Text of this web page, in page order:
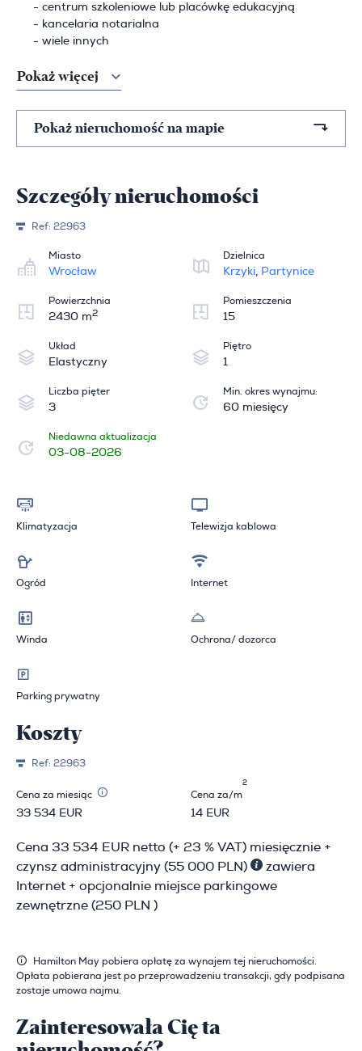
centrum szkoleniowe lub placówkę edukacyjną
kancelaria notarialna
wiele innych
Pokaż więcej
Pokaż nieruchomość na mapie
Szczegóły nieruchomości
Ref: 22963
Miasto
Wrocław
Dzielnica
Krzyki Partynice
Powierzchnia
2430 m2
Pomieszczenia
15
Układ
Elastyczny
Piętro
1
Liczba pięter
3
Min. okres wynajmu:
60 miesięcy
Niedawna aktualizacja
03-08-2026
Klimatyzacja Telewizja kablowa
Ogród Internet
Winda Ochrona/ dozorca
Parking prywatny
Koszty
Ref: 22963
Cena za miesiąc
33 534 EUR
Cena za/m
2
14 EUR
Cena 33 534 EUR netto (+ 23 % VAT) miesięcznie +
czynsz administracyjny (55 000 PLN)
zawiera
Internet + opcjonalnie miejsce parkingowe
zewnętrzne (250 PLN )
Hamilton May pobiera opłatę za wynajem tej nieruchomości.
Opłata pobierana jest po przeprowadzeniu transakcji, gdy podpisana
zostaje umowa najmu.
Zainteresowała Cię ta